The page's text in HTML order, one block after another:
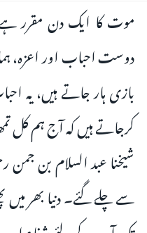
موت کا ایک دن مقرر
دوست احباب اور اعزہ،
بازی ہار جاتے ہیں، یہ
کرجاتے ہیں کہ آج ہم کل
شیخنا عبد السلام بن جمن
سے چلے گئے۔ دنیا بھر